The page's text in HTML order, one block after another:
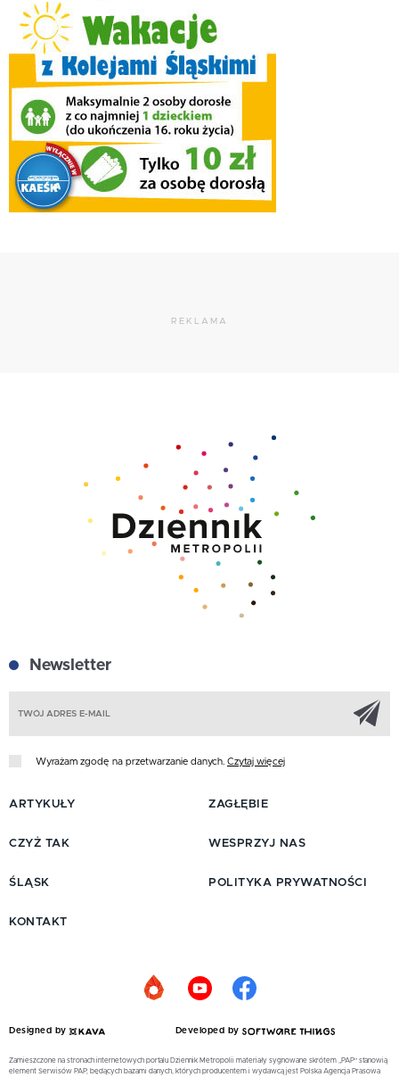
REKLAMA
Newsletter
Wyrażam zgodę na przetwarzanie danych. Czytaj więcej
ARTYKUŁY
CZYŻ TAK
ŚLĄSK
ZAGŁĘBIE
WESPRZYJ NAS
POLITYKA PRYWATNOŚCI
KONTAKT
Designed by Developed by
Zamieszczone na stronach internetowych portalu Dziennik Metropolii materiały sygnowane skrótem „PAP” stanowią
element Serwisów PAP, będących bazami danych, których producentem i wydawcą jest Polska Agencja Prasowa